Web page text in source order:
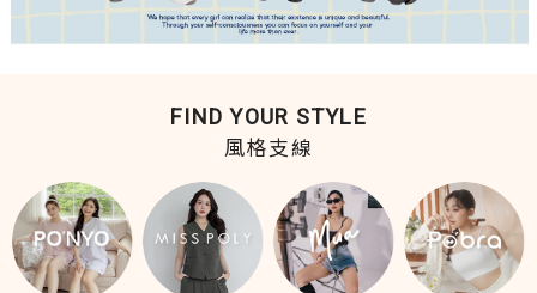
FIND YOUR STYLE
風格支線